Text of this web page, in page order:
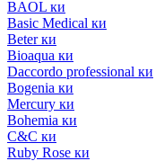
BAOL ки
Basic Medical ки
Beter ки
Bioaqua ки
Daccordo professional ки
Bogenia ки
Mercury ки
Bohemia ки
C&C ки
Ruby Rose ки